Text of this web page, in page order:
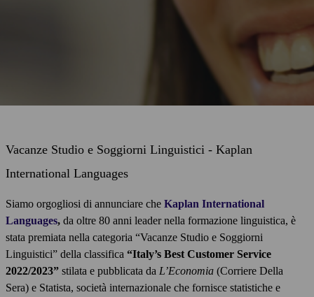
Vacanze Studio e Soggiorni Linguistici - Kaplan
International Languages
Siamo orgogliosi di annunciare che Kaplan International
Languages, da oltre 80 anni leader nella formazione linguistica, è
stata premiata nella categoria “Vacanze Studio e Soggiorni
Linguistici” della classifica “Italy’s Best Customer Service
2022/2023” stilata e pubblicata da L’Economia (Corriere Della
Sera) e Statista, società internazionale che fornisce statistiche e